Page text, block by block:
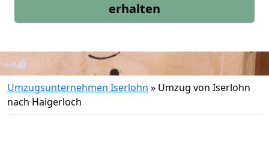
erhalten
Umzugsunternehmen Iserlohn » Umzug von Iserlohn
nach Haigerloch